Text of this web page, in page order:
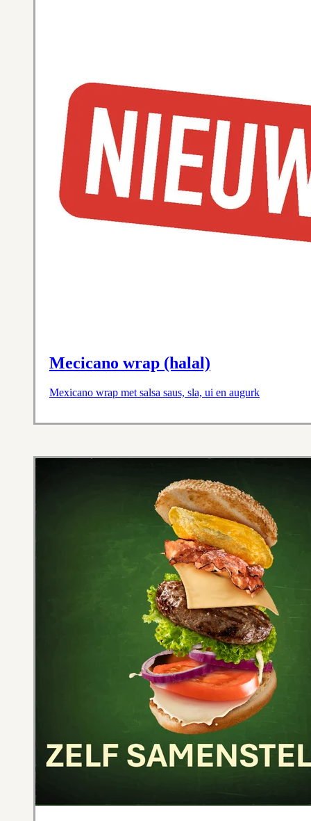
Mecicano wrap (halal)
Mexicano wrap met salsa saus, sla, ui en augurk